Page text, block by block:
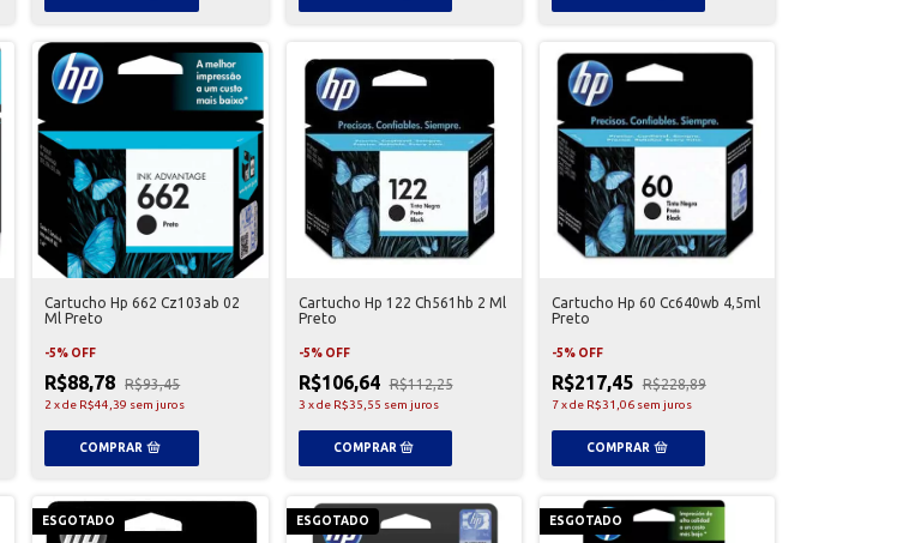
Cartucho Hp 662 Cz103ab 02
Ml Preto
-5% OFF
R$88,78 R$93,45
2 xde R$44,39 sem juros
Cartucho Hp 122 Ch561hb 2 Ml
Preto
-5% OFF
R$106,64 R$112,25
3 xde R$35,55 sem juros
Cartucho Hp 60 Cc640wb 4,5ml
Preto
-5% OFF
R$217,45 R$228,89
7 xde R$31,06 sem juros
ESGOTADO ESGOTADO ESGOTADO